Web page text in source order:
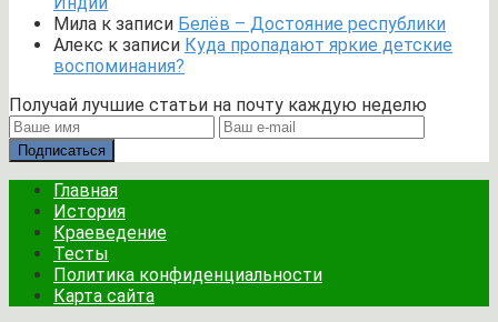
Мила к записи Белёв – Достояние республики
Алекс к записи Куда пропадают яркие детские
воспоминания?
Получай лучшие статьи на почту каждую неделю
Подписаться
Главная
История
Краеведение
Тесты
Политика конфиденциальности
Карта сайта